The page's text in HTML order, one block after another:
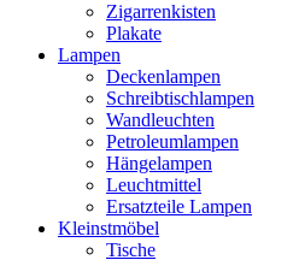
Zigarrenkisten
Plakate
Lampen
Deckenlampen
Schreibtischlampen
Wandleuchten
Petroleumlampen
Hängelampen
Leuchtmittel
Ersatzteile Lampen
Kleinstmöbel
Tische